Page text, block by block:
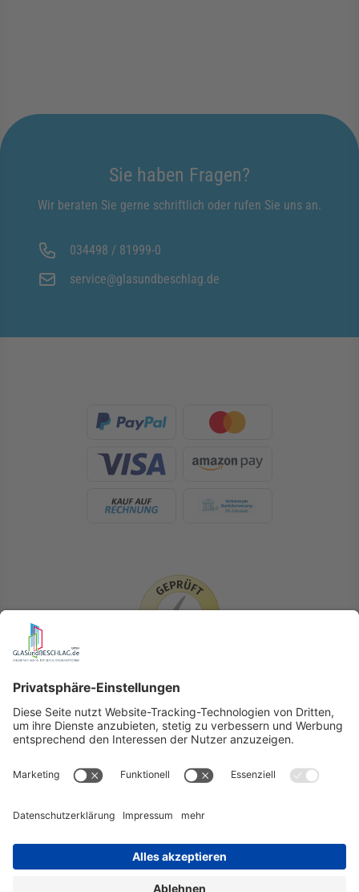
Sie haben Fragen?
Wir beraten Sie gerne schriftlich oder rufen Sie uns an.
034498 / 81999-0
service@glasundbeschlag.de
HerstellerBeratungFAQGlossarKontaktNewsletterTEAM
Widerruf